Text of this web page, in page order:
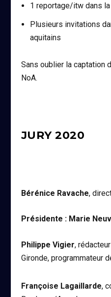
1 reportage/itw dans
Plusieurs invitations
aquitains
Sans oublier la captation
NoA.
JURY 2020
Bérénice Ravache,
Présidente : Marie
Philippe Vigier,
Gironde, programmateur
Françoise Lagaillarde,